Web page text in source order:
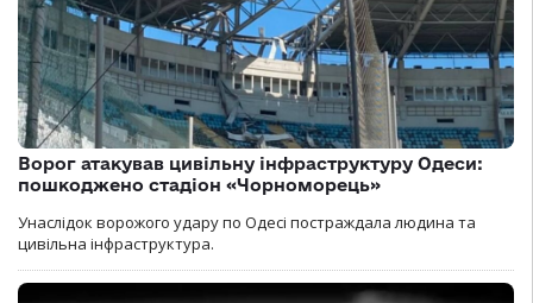
Ворог атакував цивільну інфраструктуру Одеси:
пошкоджено стадіон «Чорноморець»
Унаслідок ворожого удару по Одесі постраждала людина та
цивільна інфраструктура.